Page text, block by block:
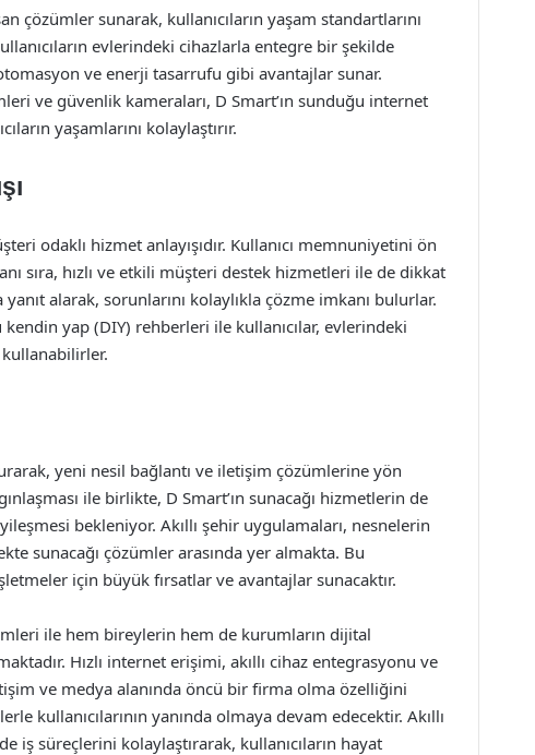
çözümler sunarak, kullanıcıların yaşam standartlarını
evlerindeki cihazlarla entegre bir şekilde
ve enerji tasarrufu gibi avantajlar sunar.
ve güvenlik kameraları, D Smart’ın sunduğu internet
yaşamlarını kolaylaştırır.
odaklı hizmet anlayışıdır. Kullanıcı memnuniyetini ön
sıra, hızlı ve etkili müşteri destek hizmetleri ile de dikkat
alarak, sorunlarını kolaylıkla çözme imkanı bulurlar.
yap (DIY) rehberleri ile kullanıcılar, evlerindeki
yeni nesil bağlantı ve iletişim çözümlerine yön
ile birlikte, D Smart’ın sunacağı hizmetlerin de
bekleniyor. Akıllı şehir uygulamaları, nesnelerin
sunacağı çözümler arasında yer almakta. Bu
için büyük fırsatlar ve avantajlar sunacaktır.
ile hem bireylerin hem de kurumların dijital
Hızlı internet erişimi, akıllı cihaz entegrasyonu ve
ve medya alanında öncü bir firma olma özelliğini
kullanıcılarının yanında olmaya devam edecektir. Akıllı
iş süreçlerini kolaylaştırarak, kullanıcıların hayat